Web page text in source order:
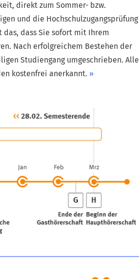
direkt zum Sommer- bzw.
und die Hochschulzugangsprüfung
dass Sie sofort mit Ihrem
Nach erfolgreichem Bestehen der
Studiengang umgeschrieben. Alle
kostenfrei anerkannt. »